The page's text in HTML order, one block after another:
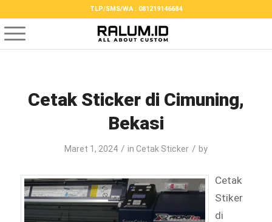
TLP/SMS/WA : 081219146684
Cetak Sticker di Cimuning,
Bekasi
Maret 1, 2024 / in Cetak Sticker / by
Cetak
Stiker
di